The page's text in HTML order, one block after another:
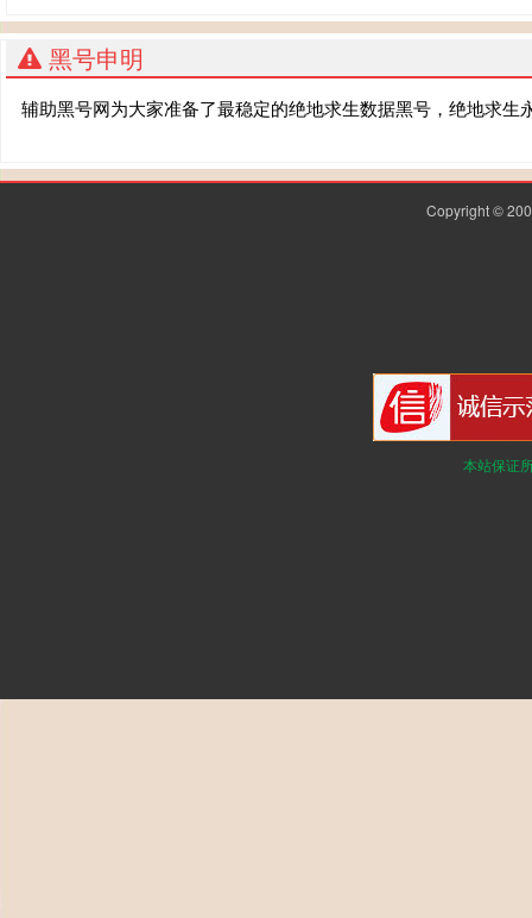
黑号申明
辅助黑号网为大家准备了最稳定的绝地求生数据黑号，绝地求
Copyright ©
本站保证